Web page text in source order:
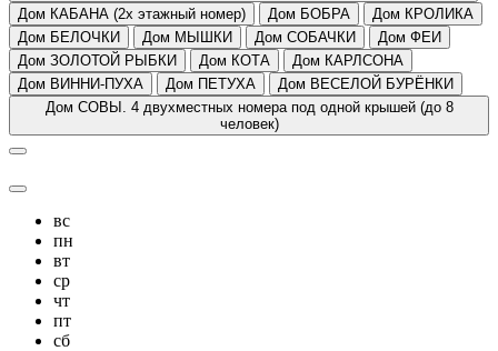
Дом КАБАНА (2х этажный номер)
Дом БОБРА
Дом КРОЛИКА
Дом БЕЛОЧКИ
Дом МЫШКИ Дом СОБАЧКИ
Дом ФЕИ
Дом ЗОЛОТОЙ РЫБКИ
Дом КОТА
Дом КАРЛСОНА
Дом ВИННИ-ПУХА
Дом ПЕТУХА
Дом ВЕСЕЛОЙ БУРЁНКИ
Дом СОВЫ. 4 двухместных номера под одной крышей (до 8
человек)
вс
пн
вт
ср
чт
пт
сб